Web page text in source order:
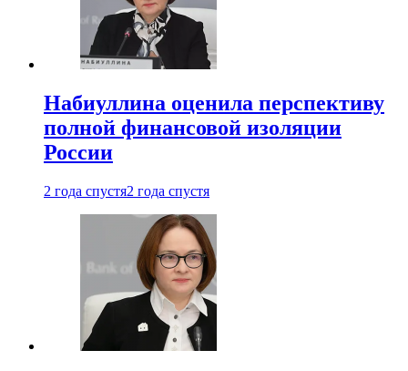
Набиуллина оценила перспективу
полной финансовой изоляции
России
2 года спустя2 года спустя